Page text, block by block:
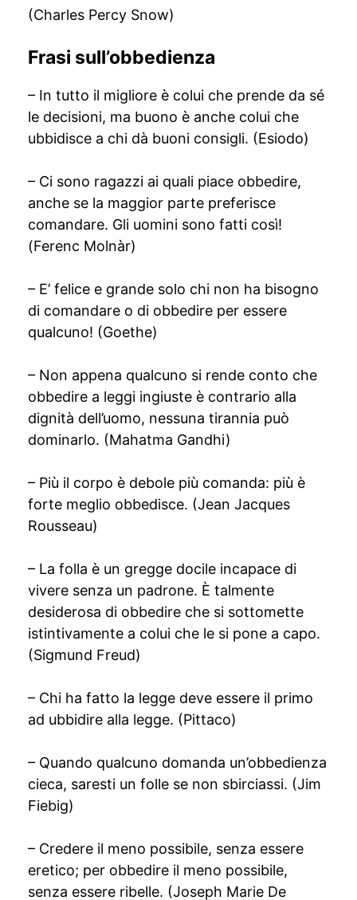
(Charles Percy Snow)
Frasi sull’obbedienza
– In tutto il migliore è colui che prende da sé
le decisioni, ma buono è anche colui che
ubbidisce a chi dà buoni consigli. (Esiodo)
– Ci sono ragazzi ai quali piace obbedire,
anche se la maggior parte preferisce
comandare. Gli uomini sono fatti così!
(Ferenc Molnàr)
– E’ felice e grande solo chi non ha bisogno
di comandare o di obbedire per essere
qualcuno! (Goethe)
– Non appena qualcuno si rende conto che
obbedire a leggi ingiuste è contrario alla
dignità dell’uomo, nessuna tirannia può
dominarlo. (Mahatma Gandhi)
– Più il corpo è debole più comanda: più è
forte meglio obbedisce. (Jean Jacques
Rousseau)
– La folla è un gregge docile incapace di
vivere senza un padrone. È talmente
desiderosa di obbedire che si sottomette
istintivamente a colui che le si pone a capo.
(Sigmund Freud)
– Chi ha fatto la legge deve essere il primo
ad ubbidire alla legge. (Pittaco)
– Quando qualcuno domanda un’obbedienza
cieca, saresti un folle se non sbirciassi. (Jim
Fiebig)
– Credere il meno possibile, senza essere
eretico; per obbedire il meno possibile,
senza essere ribelle. (Joseph Marie De